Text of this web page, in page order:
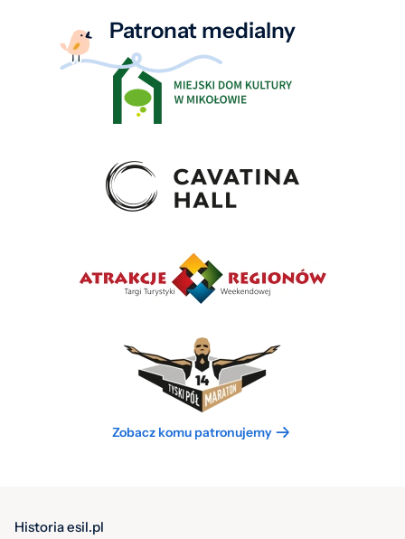
Patronat medialny
Zobacz komu patronujemy
Historia esil.pl